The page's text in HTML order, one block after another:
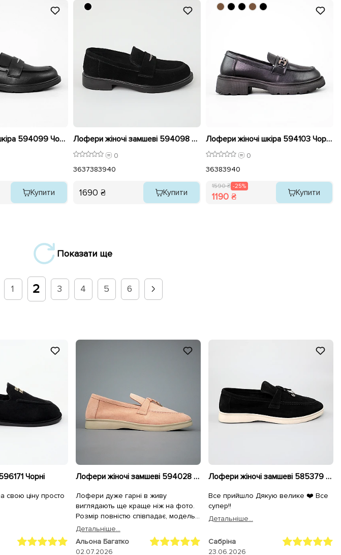
Лофери жіночі шкіра 594099 Чорні
Купити
Лофери жіночі замшеві 594098 Чорні
0
3637383940
1690 ₴ Купити
Лофери жіночі шкіра 594103 Чорні розпродаж
0
36383940
1590 ₴ -25%
1190 ₴ Купити
Показати ще
1 2 3 4 5 6
Чорні
свою ціну просто
Лофери жіночі замшеві 594028 Пудрові
Лофери дуже гарні в живу
виглядають ще краще ніж на фото.
Розмір повністю співпадає, модель
на вузьку ногу, колір трохи світліший
але це робить їх більш елегантними,
замш дуже мʼякий. Легенькі, мʼякі та
Детальнiше...
Альона Багатко
02.07.2026
Лофери жіночі замшеві 585379 Чорні
Все прийшло Дякую велике ❤️ Все
супер!!
Детальнiше...
Сабріна
23.06.2026